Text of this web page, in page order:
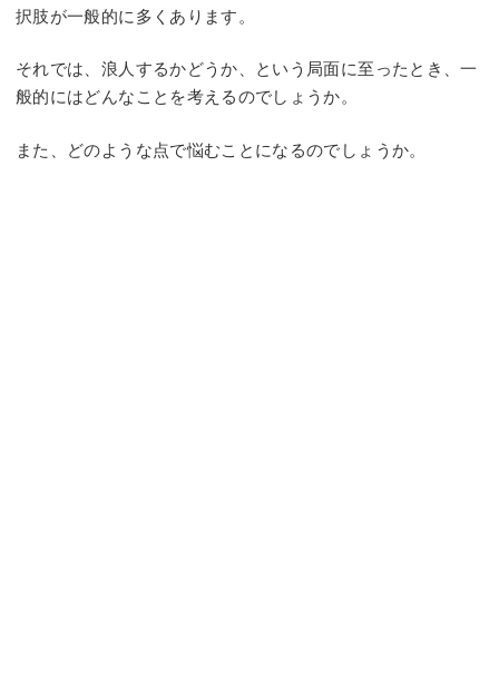
択肢が一般的に多くあります。
それでは、浪人するかどうか、という局面に至ったとき、一
般的にはどんなことを考えるのでしょうか。
また、どのような点で悩むことになるのでしょうか。